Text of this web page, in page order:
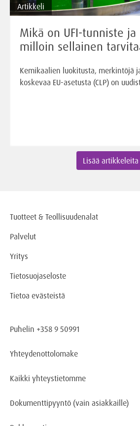
Artikkeli
Mikä on UFI-tunniste
milloin sellainen
Kemikaalien luokitusta, merkintöjä
koskevaa EU-asetusta (CLP) on
Lisää artikkeleita
Tuotteet & Teollisuudenalat
Palvelut
Yritys
Tietosuojaseloste
Tietoa evästeistä
Puhelin +358 9 50991
Yhteydenottolomake
Kaikki yhteystietomme
Dokumenttipyyntö (vain asiakkaille)